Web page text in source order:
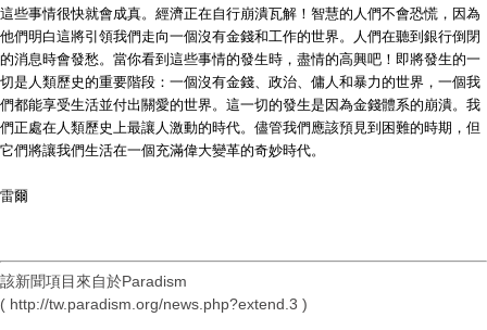
這些事情很快就會成真。經濟正在自行崩潰瓦解！智慧的人們不會恐慌，因為
他們明白這將引領我們走向一個沒有金錢和工作的世界。人們在聽到銀行倒閉
的消息時會發愁。當你看到這些事情的發生時，盡情的高興吧！即將發生的一
切是人類歷史的重要階段：一個沒有金錢、政治、傭人和暴力的世界，一個我
們都能享受生活並付出關愛的世界。這一切的發生是因為金錢體系的崩潰。我
們正處在人類歷史上最讓人激動的時代。儘管我們應該預見到困難的時期，但
它們將讓我們生活在一個充滿偉大變革的奇妙時代。
雷爾
該新聞項目來自於Paradism
( http://tw.paradism.org/news.php?extend.3 )